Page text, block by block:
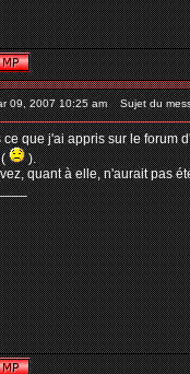
09, 2007 10:25 am Sujet du
que j'ai appris sur le forum
(
).
quant à elle, n'aurait pas